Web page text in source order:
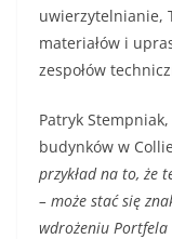
uwierzytelnianie,
materiałów i
zespołów
Patryk
budynków w
przykład na to, że
– może stać się
wdrożeniu Portfela